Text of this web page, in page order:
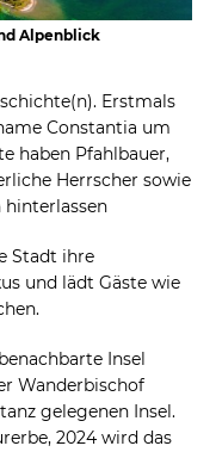
Alpenblick
Erstmals
Constantia um
haben Pfahlbauer,
Herrscher sowie
hinterlassen
Stadt ihre
und lädt Gäste wie
Insel
Wanderbischof
gelegenen Insel.
2024 wird das